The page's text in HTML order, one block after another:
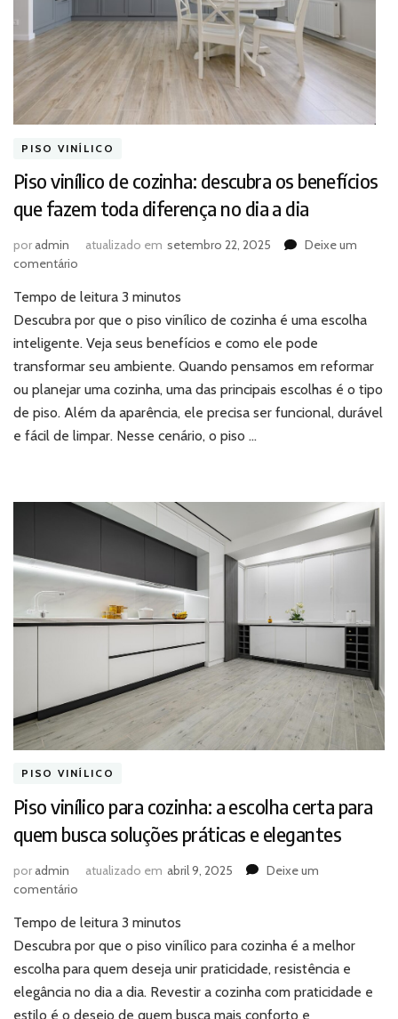
PISO VINÍLICO
Piso vinílico de cozinha: descubra os benefícios
que fazem toda diferença no dia a dia
poradmin atualizado em setembro 22, 2025
Deixe um
comentário
vinílico
de
cozinha:
descubra
os
benefícios
que
fazem
dia
Tempo de leitura 3 minutos
Descubra por que o piso vinílico de cozinha é uma escolha
inteligente. Veja seus benefícios e como ele pode
transformar seu ambiente. Quando pensamos em reformar
ou planejar uma cozinha, uma das principais escolhas é o tipo
de piso. Além da aparência, ele precisa ser funcional, durável
e fácil de limpar. Nesse cenário, o piso …
PISO VINÍLICO
Piso vinílico para cozinha: a escolha certa para
quem busca soluções práticas e elegantes
poradmin atualizado em abril 9, 2025
Deixe um
comentário
vinílico
para
cozinha:
escolha
Tempo de leitura 3 minutos
Descubra por que o piso vinílico para cozinha é a melhor
escolha para quem deseja unir praticidade, resistência e
elegância no dia a dia. Revestir a cozinha com praticidade e
estilo é o desejo de quem busca mais conforto e